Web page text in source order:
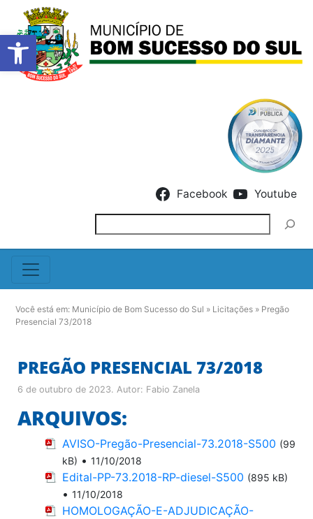
Barra de Ferramentas
Facebook Youtube
Você está em: Município de Bom Sucesso do Sul » Licitações » Pregão
Presencial 73/2018
PREGÃO PRESENCIAL 73/2018
6 de outubro de 2023. Autor: Fabio Zanela
ARQUIVOS:
AVISO-Pregão-Presencial-73.2018-S500 (99
kB) • 11/10/2018
Edital-PP-73.2018-RP-diesel-S500 (895 kB)
• 11/10/2018
HOMOLOGAÇÃO-E-ADJUDICAÇÃO-